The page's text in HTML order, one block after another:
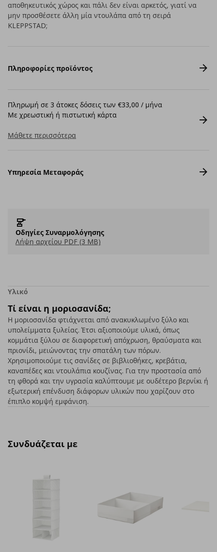
αποθηκευτικός χώρος και πάλι δεν είναι αρκετός, γιατί να
μην προσθέσετε άλλη μία ντουλάπα από τη σειρά
KLEPPSTAD;
Πληροφορίες προϊόντος
Πληρωμή σε 3 άτοκες δόσεις των €33,00 / μήνα
Με χρεωστική ή πιστωτική κάρτα
Μάθετε περισσότερα
Υπηρεσία Μεταφοράς
Οδηγίες Συναρμολόγησης
Λήψη αρχείου PDF (3 MB)
Υλικό
Τί είναι η μοριοσανίδα;
Η μοριοσανίδα φτιάχνεται από ανακυκλωμένο ξύλο και
υπολείμματα ξυλείας. Έτσι αξιοποιούμε υλικά, όπως
κομμάτια ξύλου σε διαφορετική απόχρωση, θραύσματα και
πριονίδι, μειώνοντας την σπατάλη των πόρων.
Χρησιμοποιούμε τις σανίδες σε βιβλιοθήκες, κρεβάτια,
καναπέδες και ντουλάπια κουζίνας. Για την προστασία από
τη φθορά και την υγρασία καλύπτουμε με ουδέτερο βερνίκι ή
εξωτερική επένδυση διάφορων υλικών που χαρίζουν στο
έπιπλο κομψή εμφάνιση.
Συνδυάζεται με